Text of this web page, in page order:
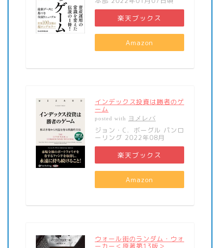
楽天ブックス
Amazon
インデックス投資は勝者のゲ
ーム
posted with ヨメレバ
ジョン・C．ボーグル パンロ
ーリング 2022年08月
楽天ブックス
Amazon
ウォール街のランダム・ウォ